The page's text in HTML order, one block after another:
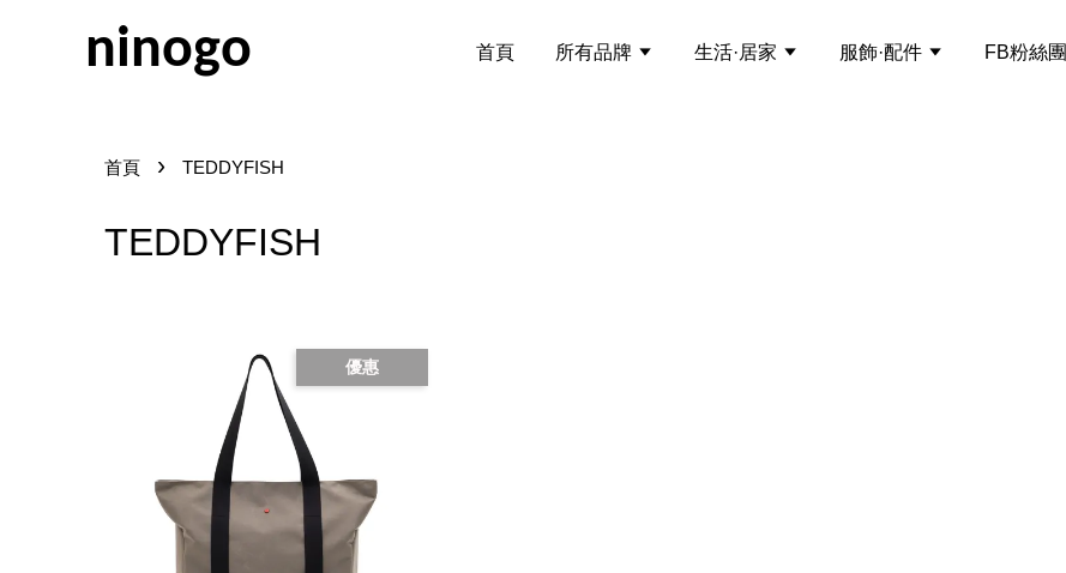
ninogo 首頁 所有品牌 生活·居家 服飾·配件 FB粉絲團
首頁 › TEDDYFISH
TEDDYFISH
優惠